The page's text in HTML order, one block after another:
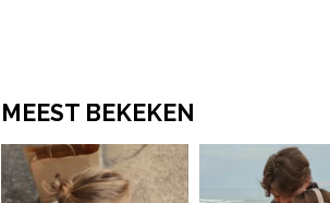
MEEST BEKEKEN